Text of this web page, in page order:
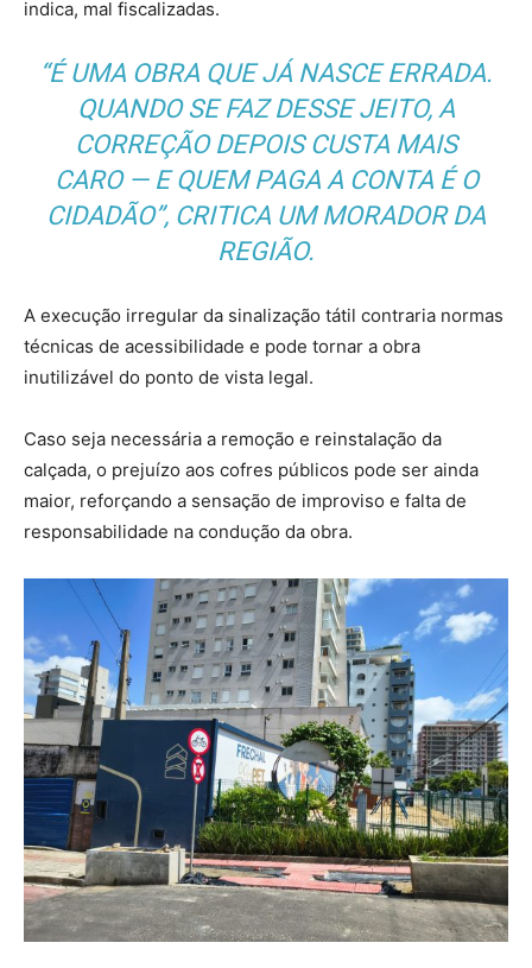
indica, mal fiscalizadas.
“É UMA OBRA QUE JÁ NASCE ERRADA.
QUANDO SE FAZ DESSE JEITO, A
CORREÇÃO DEPOIS CUSTA MAIS
CARO — E QUEM PAGA A CONTA É O
CIDADÃO”, CRITICA UM MORADOR DA
REGIÃO.
A execução irregular da sinalização tátil contraria normas
técnicas de acessibilidade e pode tornar a obra
inutilizável do ponto de vista legal.
Caso seja necessária a remoção e reinstalação da
calçada, o prejuízo aos cofres públicos pode ser ainda
maior, reforçando a sensação de improviso e falta de
responsabilidade na condução da obra.